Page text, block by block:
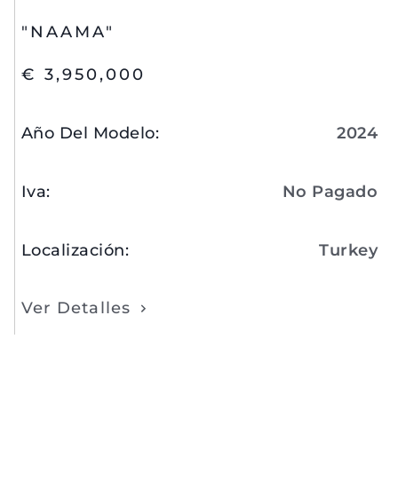
"NAAMA"
€ 3,950,000
Año Del Modelo: 2024
Iva: No Pagado
Localización: Turkey
Ver Detalles